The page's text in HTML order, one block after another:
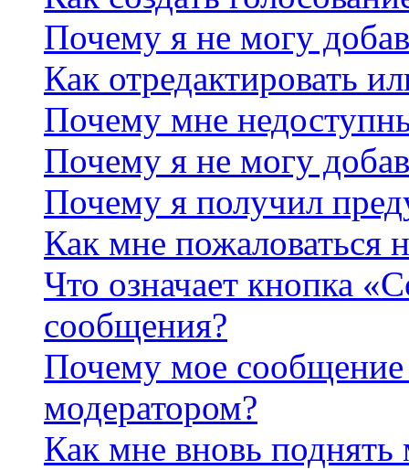
Почему я не могу
Как отредактировать
Почему мне
Почему я не могу
Почему я получил
Как мне пожаловаться
Что означает кнопка
сообщения?
Почему мое сообщение
модератором?
Как мне вновь